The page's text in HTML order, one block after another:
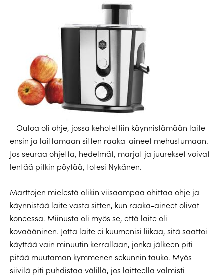
– Outoa oli ohje, jossa kehotettiin käynnistämään laite
ensin ja laittamaan sitten raaka-aineet mehustumaan.
Jos seuraa ohjetta, hedelmät, marjat ja juurekset voivat
lentää pitkin pöytää, totesi Nykänen.
Marttojen mielestä olikin viisaampaa ohittaa ohje ja
käynnistää laite vasta sitten, kun raaka-aineet olivat
koneessa. Miinusta oli myös se, että laite oli
kovaääninen. Jotta laite ei kuumenisi liikaa, sitä saattoi
käyttää vain minuutin kerrallaan, jonka jälkeen piti
pitää muutaman kymmenen sekunnin tauko. Myös
siivilä piti puhdistaa välillä, jos laitteella valmisti